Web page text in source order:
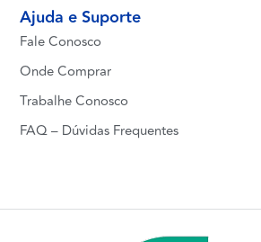
Ajuda e Suporte
Fale Conosco
Onde Comprar
Trabalhe Conosco
FAQ – Dúvidas Frequentes